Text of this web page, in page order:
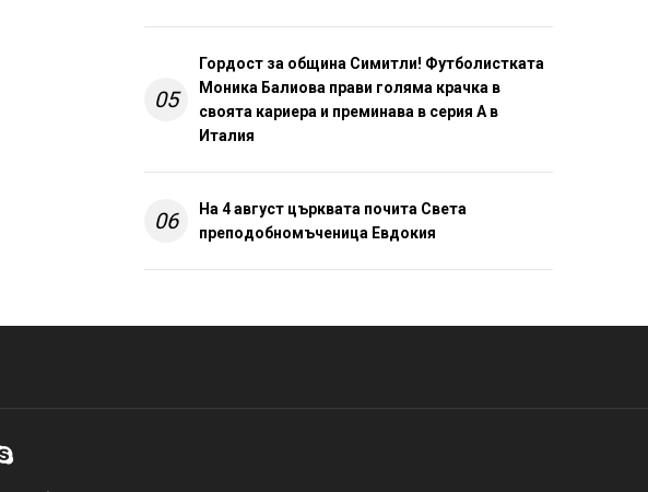
05
Гордост за община Симитли! Футболистката
Моника Балиова прави голяма крачка в
своята кариера и преминава в серия А в
Италия
06
На 4 август църквата почита Света
преподобномъченица Евдокия